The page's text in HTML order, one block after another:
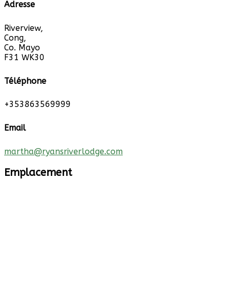
Adresse
Riverview,
Cong,
Co. Mayo
F31 WK30
Téléphone
+353863569999
Email
martha@ryansriverlodge.com
Emplacement